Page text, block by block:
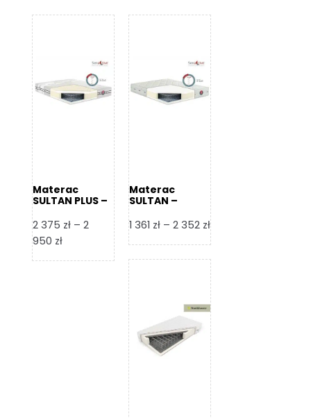
119 zł
Materac
SULTAN PLUS –
2 375 zł – 2
950 złZakres
Materac
SULTAN –
1 361 zł – 2 352 złZakres
cen:
od
1
361 zł
do
2
352 zł